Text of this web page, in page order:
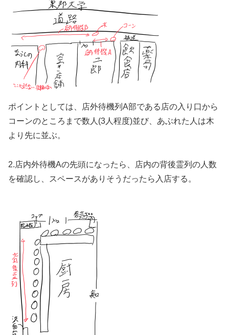
ポイントとしては、店外待機列A部である店の入り口から
コーンのところまで数人(3人程度)並び、あぶれた人は木
より先に並ぶ。
2.店内外待機Aの先頭になったら、店内の背後霊列の人数
を確認し、スペースがありそうだったら入店する。